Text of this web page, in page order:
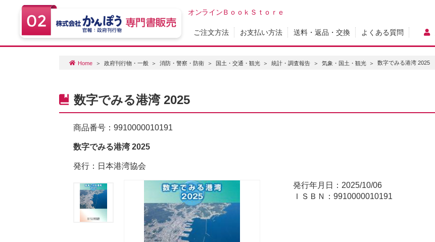
オンラインＢｏｏｋＳｔｏｒｅ
ご注文方法 お支払い方法 送料・返品・交換 よくある質問
Home 政府刊行物・一般 消防・警察・防衛 国土・交通・観光 統計・調査報告 気象・国土・観光 数字でみる港湾 2025
数字でみる港湾 2025
商品番号： 9910000010191
数字でみる港湾 2025
発行：日本港湾協会
発行年月日：2025/10/06
ＩＳＢＮ：9910000010191